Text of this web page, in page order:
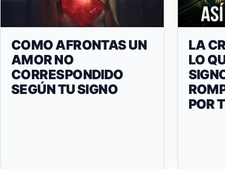
COMO AFRONTAS UN
AMOR NO
CORRESPONDIDO
SEGÚN TU SIGNO
LA
LO
POR